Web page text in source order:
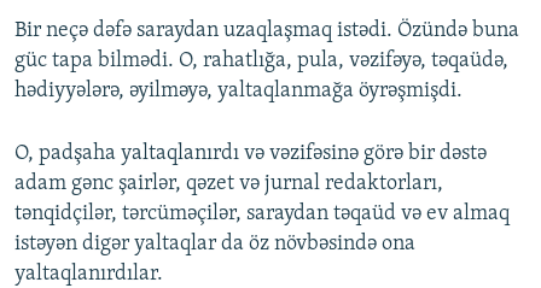
Bir neçə dəfə saraydan uzaqlaşmaq istədi. Özündə buna
güc tapa bilmədi. O, rahatlığa, pula, vəzifəyə, təqaüdə,
hədiyyələrə, əyilməyə, yaltaqlanmağa öyrəşmişdi.
O, padşaha yaltaqlanırdı və vəzifəsinə görə bir dəstə
adam gənc şairlər, qəzet və jurnal redaktorları,
tənqidçilər, tərcüməçilər, saraydan təqaüd və ev almaq
istəyən digər yaltaqlar da öz növbəsində ona
yaltaqlanırdılar.